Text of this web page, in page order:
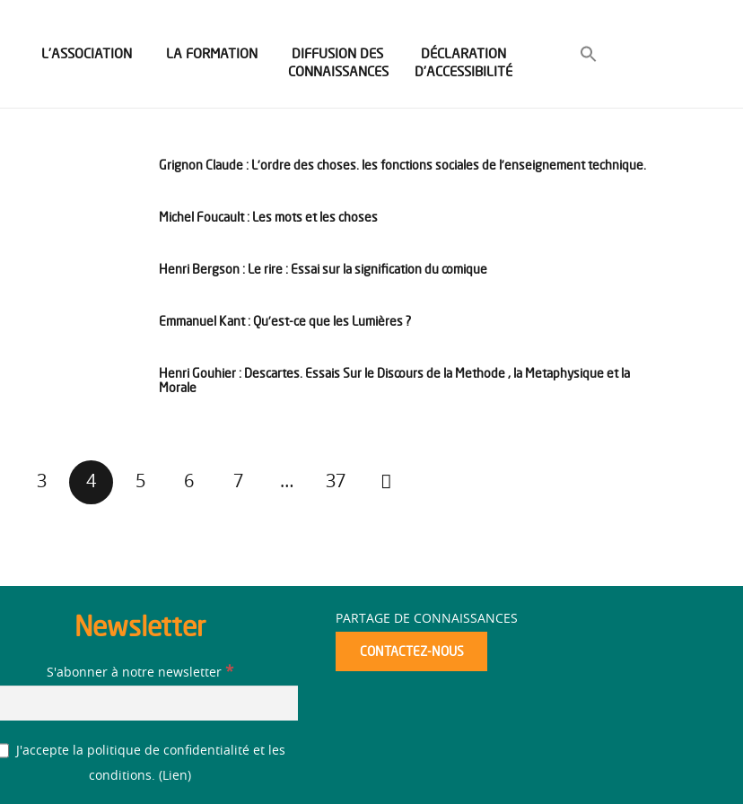
L’ASSOCIATION LA FORMATION
DIFFUSION DES
CONNAISSANCES
DÉCLARATION
D’ACCESSIBILITÉ
Grignon Claude : L’ordre des choses. les fonctions sociales de l’enseignement technique.
Michel Foucault : Les mots et les choses
Henri Bergson : Le rire : Essai sur la signification du comique
Emmanuel Kant : Qu’est-ce que les Lumières ?
Henri Gouhier : Descartes. Essais Sur le Discours de la Methode , la Metaphysique et la
Morale
3 4 5 6 7 … 37
Newsletter
S'abonner à notre newsletter *
J'accepte la politique de confidentialité et les
conditions. ( Lien)
PARTAGE DE CONNAISSANCES
CONTACTEZ-NOUS